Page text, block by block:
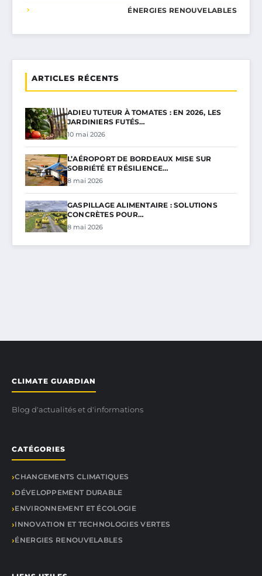
ÉNERGIES RENOUVELABLES
ARTICLES RÉCENTS
ADIEU TUTEUR À TOMATES : EN 2026, LES
JARDINIERS FUTÉS…
10 mai 2026
L’AÉROPORT DE BORDEAUX MISE SUR
SOBRIÉTÉ ET RÉSILIENCE…
8 mai 2026
GASPILLAGE ALIMENTAIRE : SOLUTIONS
CONCRÈTES POUR…
8 mai 2026
CLIMATE GUARDIAN
Blog d'actualités et d'informations
CATÉGORIES
CHANGEMENTS CLIMATIQUES
DÉVELOPPEMENT DURABLE
ENVIRONNEMENT ET ÉCOLOGIE
INNOVATION ET TECHNOLOGIES VERTES
ÉNERGIES RENOUVELABLES